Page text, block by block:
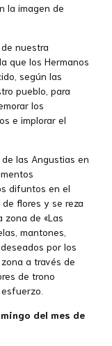
la imagen de
nuestra
que los Hermanos
según las
pueblo, para
los
e implorar el
las Angustias en
difuntos en el
flores y se reza
zona de «Las
mantones,
por los
a través de
de trono
del mes de